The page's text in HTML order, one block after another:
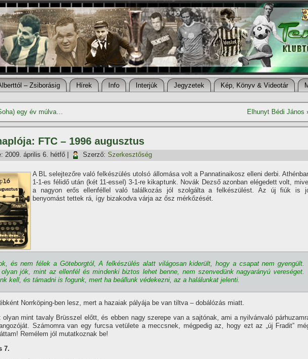
– Zsiborásig Hí­rek Info Interjúk Jegyzetek Kép, Könyv & Videotár
egy év múlva… Elhunyt Bédi János
FTC – 1996 augusztus
2009. április 6. hétfő Szerző: Szerkesztőség
A BL selejtezőre való felkészülés utolsó állomása volt a Pannatinaikosz elleni derbi.
1-1-es félidő után (két 11-essel) 3-1-re kikaptunk. Novák Dezső azonban elégedett volt, mivel
a nagyon erős ellenféllel való találkozás jól szolgálta a felkészülést. Az új fiúk is
benyomást tettek rá, í­gy bizakodva várja az ősz mérkőzését.
és nem félek a Göteborgtól, A felkészülés alatt világosan kiderült, hogy a csapat nem gyengült.
olyan jók, mint az ellenfél és mindenki biztos lehet benne, nem szenvedünk nagyarányú vereséget.
kell, és támadni is fogunk, mert ha beállunk védekezni, az a halálunkat jelenti.
Norrköping-ben lesz, mert a hazaiak pályája be van tiltva – dobálózás miatt.
olyan mint tavaly Brüsszel előtt, és ebben nagy szerepe van a sajtónak, ami a nyilvánvaló
Számomra van egy furcsa vetülete a meccsnek, mégpedig az, hogy ezt az „új Fradit”
Remélem jól mutatkoznak be!
7.